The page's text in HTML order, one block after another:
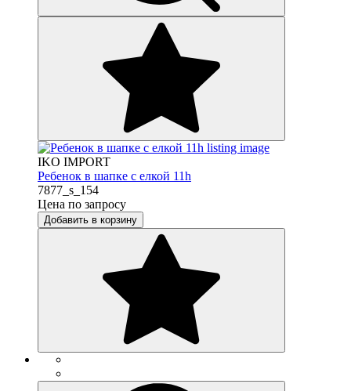
IKO IMPORT
Ребенок в шапке с елкой 11h
7877_s_154
Цена по запросу
Добавить в корзину